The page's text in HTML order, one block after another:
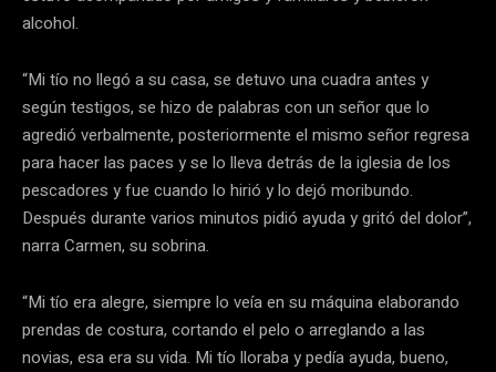
alcohol.
“Mi tío no llegó a su casa, se detuvo una cuadra antes y
según testigos, se hizo de palabras con un señor que lo
agredió verbalmente, posteriormente el mismo señor regresa
para hacer las paces y se lo lleva detrás de la iglesia de los
pescadores y fue cuando lo hirió y lo dejó moribundo.
Después durante varios minutos pidió ayuda y gritó del dolor”,
narra Carmen, su sobrina.
“Mi tío era alegre, siempre lo veía en su máquina elaborando
prendas de costura, cortando el pelo o arreglando a las
novias, esa era su vida. Mi tío lloraba y pedía ayuda, bueno,